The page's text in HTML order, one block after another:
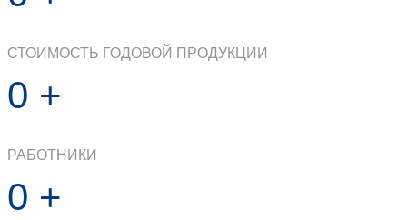
СТОИМОСТЬ ГОДОВОЙ ПРОДУКЦИИ
0 +
РАБОТНИКИ
0 +